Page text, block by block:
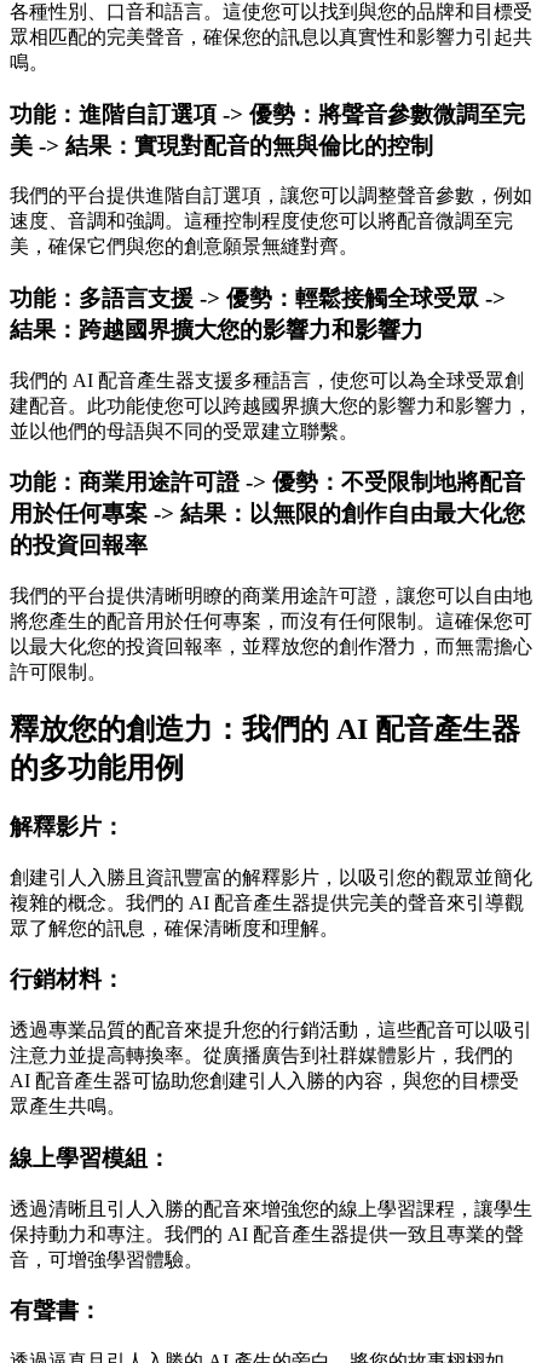
各種性別、口音和語言。這使您可以找到與您的品牌和目標受
眾相匹配的完美聲音，確保您的訊息以真實性和影響力引起共
鳴。
功能：進階自訂選項 -> 優勢：將聲音參數微調至完
美 -> 結果：實現對配音的無與倫比的控制
我們的平台提供進階自訂選項，讓您可以調整聲音參數，例如
速度、音調和強調。這種控制程度使您可以將配音微調至完
美，確保它們與您的創意願景無縫對齊。
功能：多語言支援 -> 優勢：輕鬆接觸全球受眾 ->
結果：跨越國界擴大您的影響力和影響力
我們的 AI 配音產生器支援多種語言，使您可以為全球受眾創
建配音。此功能使您可以跨越國界擴大您的影響力和影響力，
並以他們的母語與不同的受眾建立聯繫。
功能：商業用途許可證 -> 優勢：不受限制地將配音
用於任何專案 -> 結果：以無限的創作自由最大化您
的投資回報率
我們的平台提供清晰明瞭的商業用途許可證，讓您可以自由地
將您產生的配音用於任何專案，而沒有任何限制。這確保您可
以最大化您的投資回報率，並釋放您的創作潛力，而無需擔心
許可限制。
釋放您的創造力：我們的 AI 配音產生器
的多功能用例
解釋影片：
創建引人入勝且資訊豐富的解釋影片，以吸引您的觀眾並簡化
複雜的概念。我們的 AI 配音產生器提供完美的聲音來引導觀
眾了解您的訊息，確保清晰度和理解。
行銷材料：
透過專業品質的配音來提升您的行銷活動，這些配音可以吸引
注意力並提高轉換率。從廣播廣告到社群媒體影片，我們的
AI 配音產生器可協助您創建引人入勝的內容，與您的目標受
眾產生共鳴。
線上學習模組：
透過清晰且引人入勝的配音來增強您的線上學習課程，讓學生
保持動力和專注。我們的 AI 配音產生器提供一致且專業的聲
音，可增強學習體驗。
有聲書：